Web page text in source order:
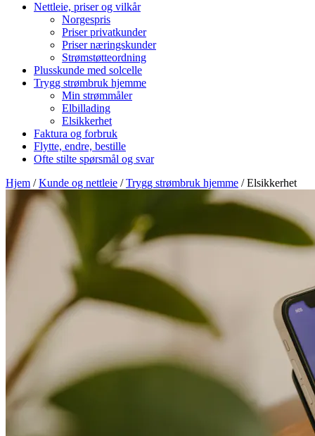
Nettleie, priser og vilkår
Norgespris
Priser privatkunder
Priser næringskunder
Strømstøtteordning
Plusskunde med solcelle
Trygg strømbruk hjemme
Min strømmåler
Elbillading
Elsikkerhet
Faktura og forbruk
Flytte, endre, bestille
Ofte stilte spørsmål og svar
Hjem /Kunde og nettleie /Trygg strømbruk hjemme /Elsikkerhet